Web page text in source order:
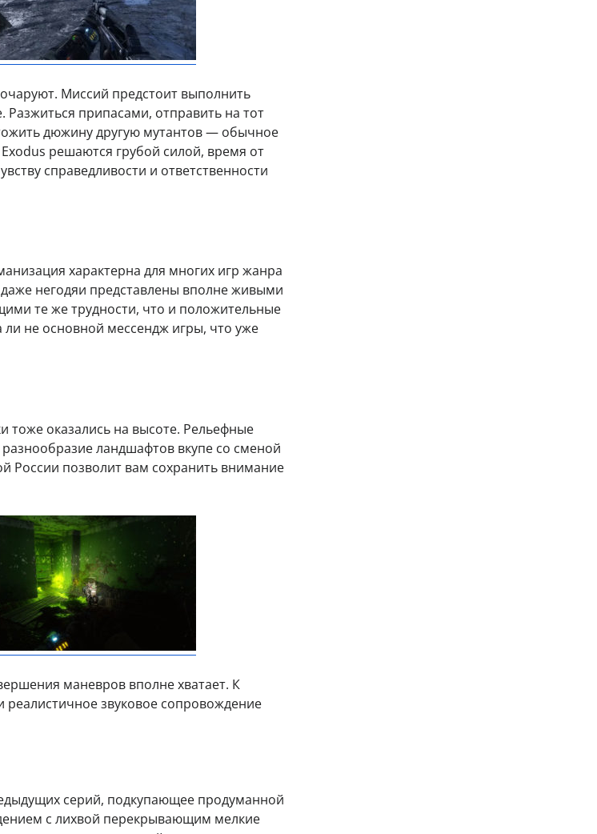
Миссий предстоит выполнить
Разжиться припасами, отправить на тот
дюжину другую мутантов — обычное
решаются грубой силой, время от
справедливости и ответственности
характерна для многих игр жанра
негодяи представлены вполне живыми
те же трудности, что и положительные
ли не основной мессендж игры, что уже
тоже оказались на высоте. Рельефные
ландшафтов вкупе со сменой
России позволит вам сохранить внимание
маневров вполне хватает. К
реалистичное звуковое сопровождение
серий, подкупающее продуманной
с лихвой перекрывающим мелкие